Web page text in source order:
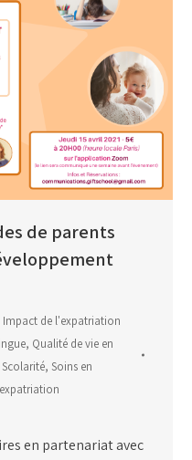
de parents
Impact de l'expatriation
, Qualité de vie en
Scolarité, Soins en
en partenariat avec